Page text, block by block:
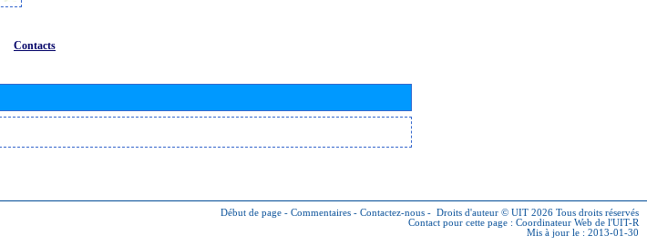
Contacts
Début de page - Commentaires - Contactez-nous - Droits d'auteur © UIT 2026 Tous droits réservés
Contact pour cette page : Coordinateur Web de l'UIT-R
Mis à jour le : 2013-01-30